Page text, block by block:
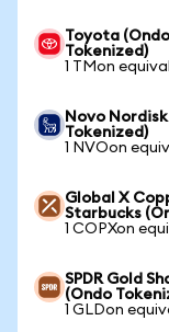
Toyota
Tokenized)
1 TMon
Novo
Tokenized)
1 NVOon
Global X
Starbucks
1 COPXon
SPDR Gold
(Ondo
1 GLDon